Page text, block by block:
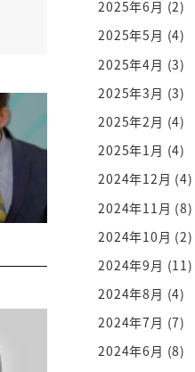
2025年6月 (2)
2025年5月 (4)
2025年4月 (3)
2025年3月 (3)
2025年2月 (4)
2025年1月 (4)
2024年12月 (4)
2024年11月 (8)
2024年10月 (2)
2024年9月 (11)
2024年8月 (4)
2024年7月 (7)
2024年6月 (8)